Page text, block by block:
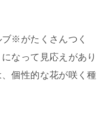
ブ※がたくさんつく
なって見応えがあり
個性的な花が咲く種